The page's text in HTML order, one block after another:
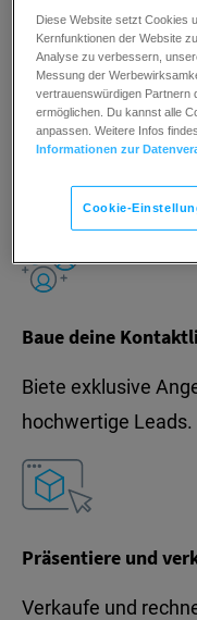
Baue deine Online-
anbietest.
Baue deine
Biete exklusive
hochwertige Leads.
Präsentiere und
Verkaufe und
Diese Website setzt Cookies
Kernfunktionen der Website
Analyse zu verbessern,
Messung der
vertrauenswürdigen Partnern
ermöglichen. Du kannst alle
anpassen. Weitere Infos
Informationen zur
Cookie-